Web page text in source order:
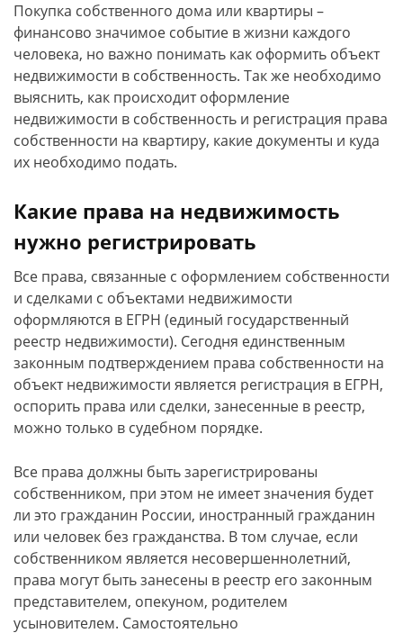
Покупка собственного дома или квартиры –
финансово значимое событие в жизни каждого
человека, но важно понимать как оформить объект
недвижимости в собственность. Так же необходимо
выяснить, как происходит оформление
недвижимости в собственность и регистрация права
собственности на квартиру, какие документы и куда
их необходимо подать.
Какие права на недвижимость
нужно регистрировать
Все права, связанные с оформлением собственности
и сделками с объектами недвижимости
оформляются в ЕГРН (единый государственный
реестр недвижимости). Сегодня единственным
законным подтверждением права собственности на
объект недвижимости является регистрация в ЕГРН,
оспорить права или сделки, занесенные в реестр,
можно только в судебном порядке.
Все права должны быть зарегистрированы
собственником, при этом не имеет значения будет
ли это гражданин России, иностранный гражданин
или человек без гражданства. В том случае, если
собственником является несовершеннолетний,
права могут быть занесены в реестр его законным
представителем, опекуном, родителем
усыновителем. Самостоятельно